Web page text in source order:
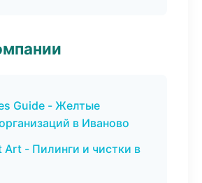
Guide - Желтые
в Иваново
- Пилинги и чистки в